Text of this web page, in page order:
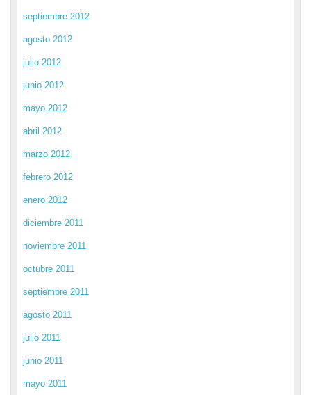
septiembre 2012
agosto 2012
julio 2012
junio 2012
mayo 2012
abril 2012
marzo 2012
febrero 2012
enero 2012
diciembre 2011
noviembre 2011
octubre 2011
septiembre 2011
agosto 2011
julio 2011
junio 2011
mayo 2011